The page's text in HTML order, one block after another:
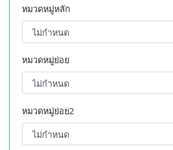
หมวดหมู่หลัก
หมวดหมู่ย่อย
หมวดหมู่ย่อย2